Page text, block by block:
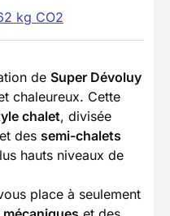
kg CO2
de Super Dévoluy
chaleureux. Cette
chalet, divisée
des semi-chalets
hauts niveaux de
place à seulement